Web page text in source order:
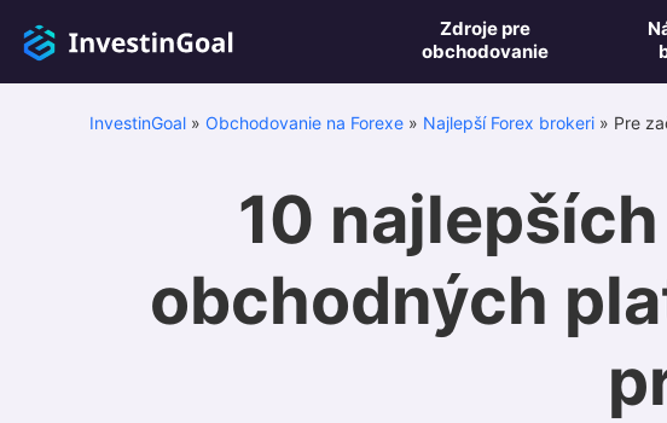
Zdroje pre
obchodovanie
InvestinGoal» Obchodovanie na Forexe» Najlepší Forex brokeri» Pre
10
obchodných